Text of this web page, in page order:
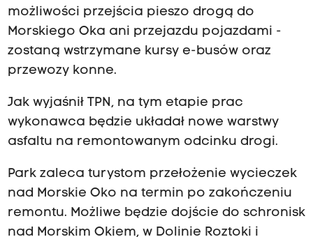
możliwości przejścia pieszo drogą do
Morskiego Oka ani przejazdu pojazdami -
zostaną wstrzymane kursy e-busów oraz
przewozy konne.
Jak wyjaśnił TPN, na tym etapie prac
wykonawca będzie układał nowe warstwy
asfaltu na remontowanym odcinku drogi.
Park zaleca turystom przełożenie wycieczek
nad Morskie Oko na termin po zakończeniu
remontu. Możliwe będzie dojście do schronisk
nad Morskim Okiem, w Dolinie Roztoki i